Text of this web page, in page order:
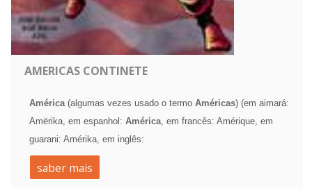
AMERICAS CONTINETE
América(algumas vezes usado o termo Américas) (em aimará:
Amërika, em espanhol: América, em francês: Amérique, em
guarani: Amérika, em inglês:
saber mais